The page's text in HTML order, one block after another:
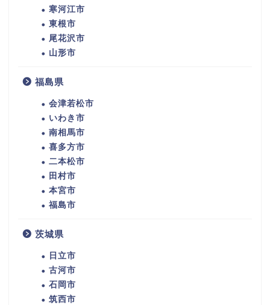
寒河江市
東根市
尾花沢市
山形市
福島県
会津若松市
いわき市
南相馬市
喜多方市
二本松市
田村市
本宮市
福島市
茨城県
日立市
古河市
石岡市
筑西市